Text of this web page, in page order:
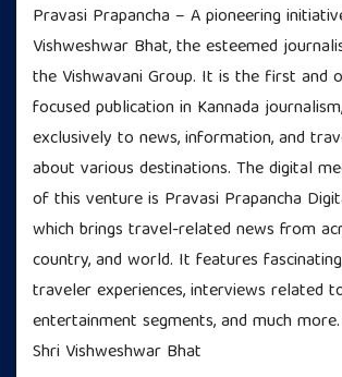
Pravasi Prapancha – A pioneering
Vishweshwar Bhat, the esteemed
the Vishwavani Group. It is the first and
focused publication in Kannada
exclusively to news, information, and
about various destinations. The digital
of this venture is Pravasi Prapancha
which brings travel-related news from
country, and world. It features
traveler experiences, interviews related
entertainment segments, and much
Shri Vishweshwar Bhat